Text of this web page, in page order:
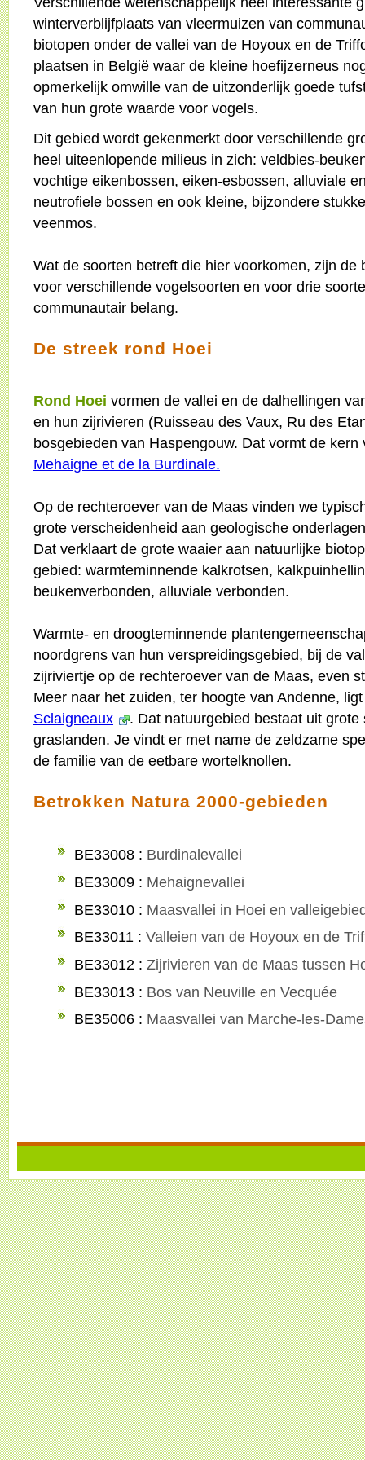
winterverblijfplaats van vleermuizen van
biotopen onder de vallei van de Hoyoux en de
plaatsen in België waar de kleine hoefijzerneus
opmerkelijk omwille van de uitzonderlijk goede
van hun grote waarde voor vogels.
Dit gebied wordt gekenmerkt door verschillende
heel uiteenlopende milieus in zich: veldbies-
vochtige eikenbossen, eiken-esbossen, alluviale
neutrofiele bossen en ook kleine, bijzondere
veenmos.
Wat de soorten betreft die hier voorkomen, zijn de
voor verschillende vogelsoorten en voor drie
communautair belang.
De streek rond Hoei
Rond Hoei vormen de vallei en de dalhellingen
en hun zijrivieren (Ruisseau des Vaux, Ru des
bosgebieden van Haspengouw. Dat vormt de
Mehaigne et de la Burdinale.
Op de rechteroever van de Maas vinden we
grote verscheidenheid aan geologische
Dat verklaart de grote waaier aan natuurlijke
gebied: warmteminnende kalkrotsen,
beukenverbonden, alluviale verbonden.
Warmte- en droogteminnende
noordgrens van hun verspreidingsgebied, bij de
zijriviertje op de rechteroever van de Maas, even
Meer naar het zuiden, ter hoogte van Andenne,
Sclaigneaux
. Dat natuurgebied bestaat uit
graslanden. Je vindt er met name de zeldzame
de familie van de eetbare wortelknollen.
Betrokken Natura 2000-gebieden
BE33008 : Burdinalevallei
BE33009 : Mehaignevallei
BE33010 : Maasvallei in Hoei en
BE33011 : Valleien van de Hoyoux en de
BE33012 : Zijrivieren van de Maas tussen
BE33013 : Bos van Neuville en Vecquée
BE35006 : Maasvallei van Marche-les-